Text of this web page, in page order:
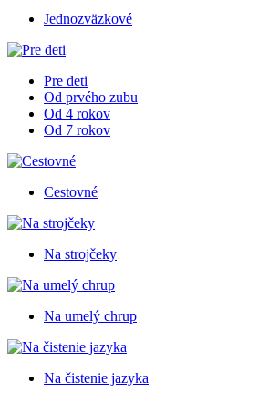
Jednozväzkové
Pre deti
Od prvého zubu
Od 4 rokov
Od 7 rokov
Cestovné
Na strojčeky
Na umelý chrup
Na čistenie jazyka